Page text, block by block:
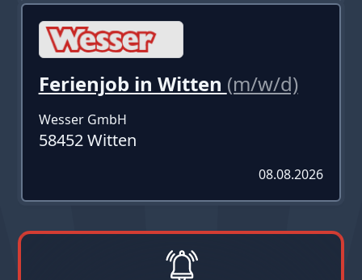
Ferienjob in Witten (m/w/d)
Wesser GmbH
58452 Witten
08.08.2026